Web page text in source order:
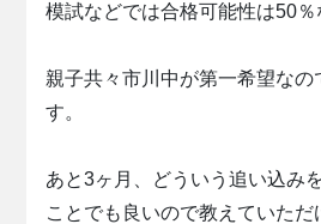
模試などでは合格可能性は50
親子共々市川中が第一希望な
す。
あと3ヶ月、どういう追い込み
ことでも良いので教えていただ